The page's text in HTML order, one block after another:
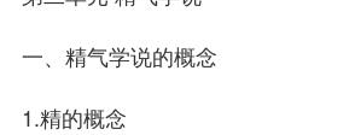
一、精气学说的概念
1.精的概念